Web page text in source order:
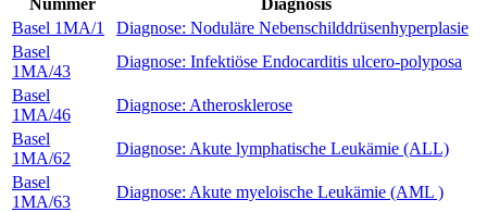
Basel 1MA/1
Diagnose: Noduläre Nebenschilddrüsenhyperplasie
Basel
1MA/43
Diagnose: Infektiöse Endocarditis ulcero-polyposa
Basel
1MA/46
Diagnose: Atherosklerose
Basel
1MA/62
Diagnose: Akute lymphatische Leukämie (ALL)
Basel
1MA/63
Diagnose: Akute myeloische Leukämie (AML )